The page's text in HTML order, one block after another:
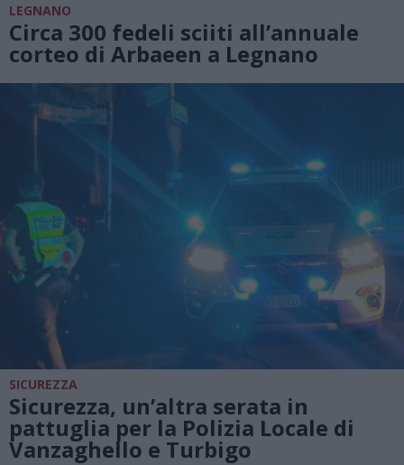
LEGNANO
Circa 300 fedeli sciiti all’annuale
corteo di Arbaeen a Legnano
SICUREZZA
Sicurezza, un’altra serata in
pattuglia per la Polizia Locale di
Vanzaghello e Turbigo